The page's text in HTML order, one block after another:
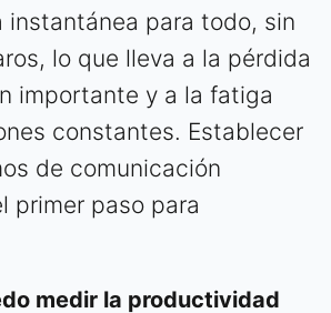
instantánea para todo, sin
lo que lleva a la pérdida
importante y a la fatiga
constantes. Establecer
de comunicación
primer paso para
medir la productividad